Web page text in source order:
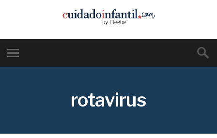
rotavirus